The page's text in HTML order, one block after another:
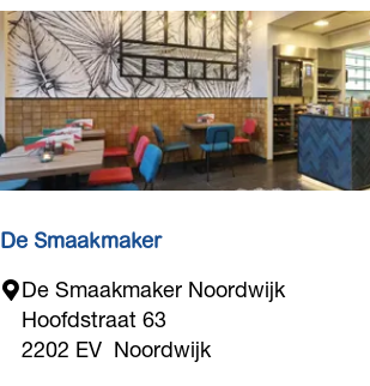
o
t
h
e
r
s
o
&
C
De Smaakmaker
D De Smaakmaker Noordwijk
Hoofdstraat 63
2202 EV Noordwijk